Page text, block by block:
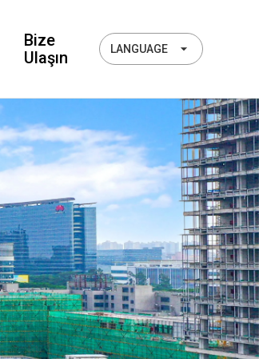
Bize
Ulaşın
LANGUAGE